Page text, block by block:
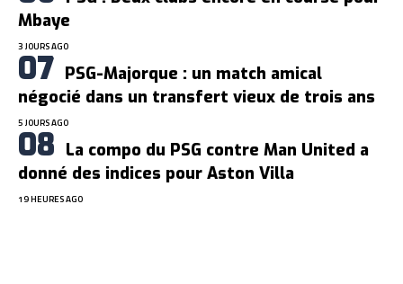
Mbaye
3 JOURS AGO
PSG-Majorque : un match amical
négocié dans un transfert vieux de trois ans
5 JOURS AGO
La compo du PSG contre Man United a
donné des indices pour Aston Villa
19 HEURES AGO